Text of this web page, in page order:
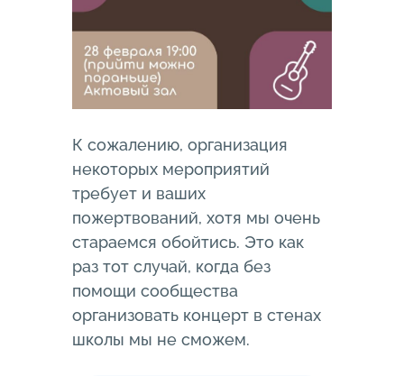
К сожалению, организация
некоторых мероприятий
требует и ваших
пожертвований, хотя мы очень
стараемся обойтись. Это как
раз тот случай, когда без
помощи сообщества
организовать концерт в стенах
школы мы не сможем.